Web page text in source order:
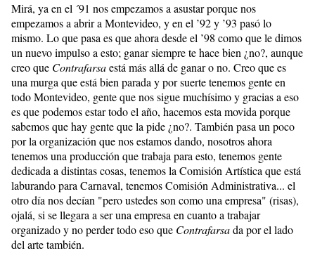
Mirá, ya en el ´91 nos empezamos a asustar porque nos
empezamos a abrir a Montevideo, y en el ’92 y ’93 pasó lo
mismo. Lo que pasa es que ahora desde el ’98 como que le dimos
un nuevo impulso a esto; ganar siempre te hace bien ¿no?, aunque
creo que Contrafarsaestá más allá de ganar o no. Creo que es
una murga que está bien parada y por suerte tenemos gente en
todo Montevideo, gente que nos sigue muchísimo y gracias a eso
es que podemos estar todo el año, hacemos esta movida porque
sabemos que hay gente que la pide ¿no?. También pasa un poco
por la organización que nos estamos dando, nosotros ahora
tenemos una producción que trabaja para esto, tenemos gente
dedicada a distintas cosas, tenemos la Comisión Artística que está
laburando para Carnaval, tenemos Comisión Administrativa... el
otro día nos decían "pero ustedes son como una empresa" (risas),
ojalá, si se llegara a ser una empresa en cuanto a trabajar
organizado y no perder todo eso que Contrafarsada por el lado
del arte también.